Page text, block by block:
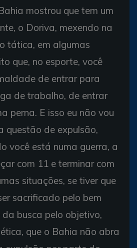
mostrou que tem um
o Doriva, mexendo na
tática, em algumas
que, no esporte, você
de entrar para
de trabalho, de entrar
perna. E isso eu não vou
questão de expulsão,
você está numa guerra, a
com 11 e terminar com
situações, se tiver que
sacrificado pelo bem
busca pelo objetivo,
que o Bahia não abra